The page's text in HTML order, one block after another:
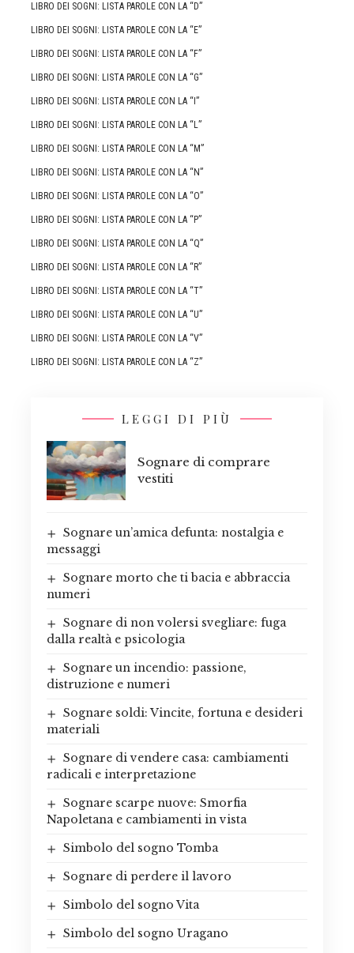
LIBRO DEI SOGNI: LISTA PAROLE CON LA “D”
LIBRO DEI SOGNI: LISTA PAROLE CON LA “E”
LIBRO DEI SOGNI: LISTA PAROLE CON LA “F”
LIBRO DEI SOGNI: LISTA PAROLE CON LA “G”
LIBRO DEI SOGNI: LISTA PAROLE CON LA “I”
LIBRO DEI SOGNI: LISTA PAROLE CON LA “L”
LIBRO DEI SOGNI: LISTA PAROLE CON LA “M”
LIBRO DEI SOGNI: LISTA PAROLE CON LA “N”
LIBRO DEI SOGNI: LISTA PAROLE CON LA “O”
LIBRO DEI SOGNI: LISTA PAROLE CON LA “P”
LIBRO DEI SOGNI: LISTA PAROLE CON LA “Q”
LIBRO DEI SOGNI: LISTA PAROLE CON LA “R”
LIBRO DEI SOGNI: LISTA PAROLE CON LA “T”
LIBRO DEI SOGNI: LISTA PAROLE CON LA “U”
LIBRO DEI SOGNI: LISTA PAROLE CON LA “V”
LIBRO DEI SOGNI: LISTA PAROLE CON LA “Z”
LEGGI DI PIÙ
Sognare di comprare
vestiti
Sognare un’amica defunta: nostalgia e
messaggi
Sognare morto che ti bacia e abbraccia
numeri
Sognare di non volersi svegliare: fuga
dalla realtà e psicologia
Sognare un incendio: passione,
distruzione e numeri
Sognare soldi: Vincite, fortuna e desideri
materiali
Sognare di vendere casa: cambiamenti
radicali e interpretazione
Sognare scarpe nuove: Smorfia
Napoletana e cambiamenti in vista
Simbolo del sogno Tomba
Sognare di perdere il lavoro
Simbolo del sogno Vita
Simbolo del sogno Uragano